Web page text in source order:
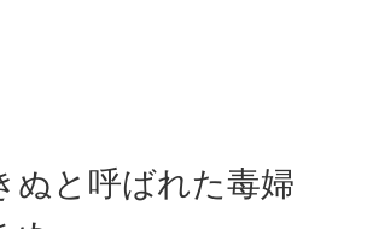
ぬと呼ばれた毒婦